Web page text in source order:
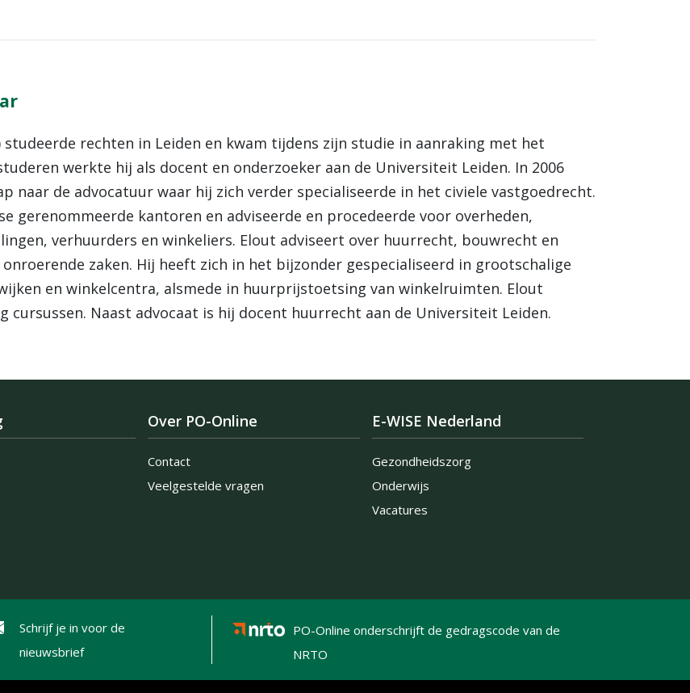
studeerde rechten in Leiden en kwam tijdens zijn studie in aanraking met het
werkte hij als docent en onderzoeker aan de Universiteit Leiden. In 2006
naar de advocatuur waar hij zich verder specialiseerde in het civiele vastgoedrecht.
gerenommeerde kantoren en adviseerde en procedeerde voor overheden,
verhuurders en winkeliers. Elout adviseert over huurrecht, bouwrecht en
zaken. Hij heeft zich in het bijzonder gespecialiseerd in grootschalige
en winkelcentra, alsmede in huurprijstoetsing van winkelruimten. Elout
Naast advocaat is hij docent huurrecht aan de Universiteit Leiden.
Over PO-Online
Contact
Veelgestelde vragen
E-WISE Nederland
Gezondheidszorg
Onderwijs
Vacatures
Schrijf je in voor de
nieuwsbrief
PO-Online onderschrijft de gedragscode van de
NRTO